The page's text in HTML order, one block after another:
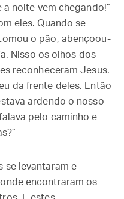
noite vem chegando!”
eles. Quando se
o pão, abençoou-
Nisso os olhos dos
reconheceram Jesus.
da frente deles. Então
ardendo o nosso
pelo caminho e
se levantaram e
encontraram os